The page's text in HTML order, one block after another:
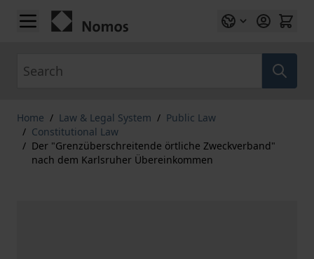
Skip to Content
Home / Law & Legal System / Public Law
/ Constitutional Law
/ Der "Grenzüberschreitende örtliche Zweckverband"
nach dem Karlsruher Übereinkommen